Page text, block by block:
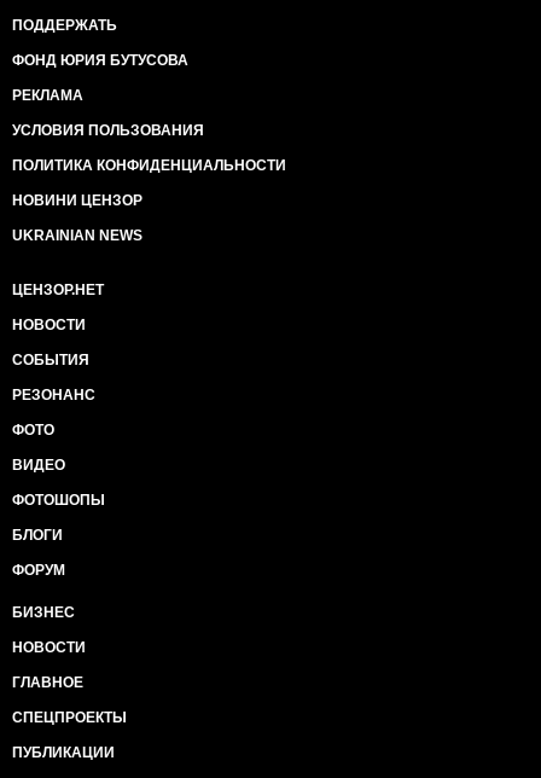
ПОДДЕРЖАТЬ
ФОНД ЮРИЯ БУТУСОВА
РЕКЛАМА
УСЛОВИЯ ПОЛЬЗОВАНИЯ
ПОЛИТИКА КОНФИДЕНЦИАЛЬНОСТИ
НОВИНИ ЦЕНЗОР
UKRAINIAN NEWS
ЦЕНЗОР.НЕТ
НОВОСТИ
СОБЫТИЯ
РЕЗОНАНС
ФОТО
ВИДЕО
ФОТОШОПЫ
БЛОГИ
ФОРУМ
БИЗНЕС
НОВОСТИ
ГЛАВНОЕ
СПЕЦПРОЕКТЫ
ПУБЛИКАЦИИ